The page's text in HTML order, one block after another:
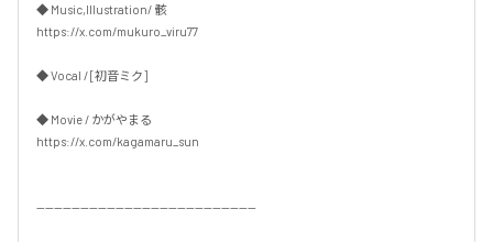
◆ Music,Illustration/ 骸
https://x.com/mukuro_viru77
◆ Vocal / [初音ミク]
◆ Movie / かがやまる
https://x.com/kagamaru_sun
--------------------------------------------------